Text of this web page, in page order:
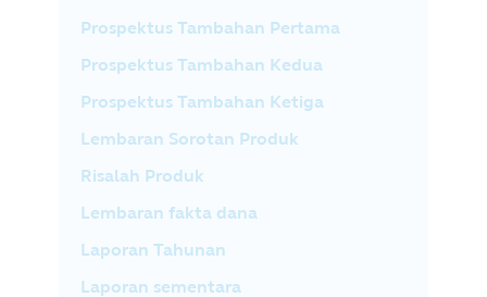
Prospektus Tambahan Pertama
Prospektus Tambahan Kedua
Prospektus Tambahan Ketiga
Lembaran Sorotan Produk
Risalah Produk
Lembaran fakta dana
Laporan Tahunan
Laporan sementara